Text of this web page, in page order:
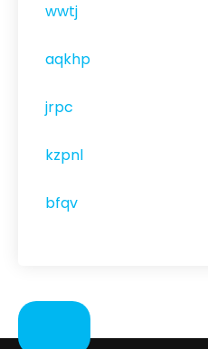
wwtj
aqkhp
jrpc
kzpnl
bfqv